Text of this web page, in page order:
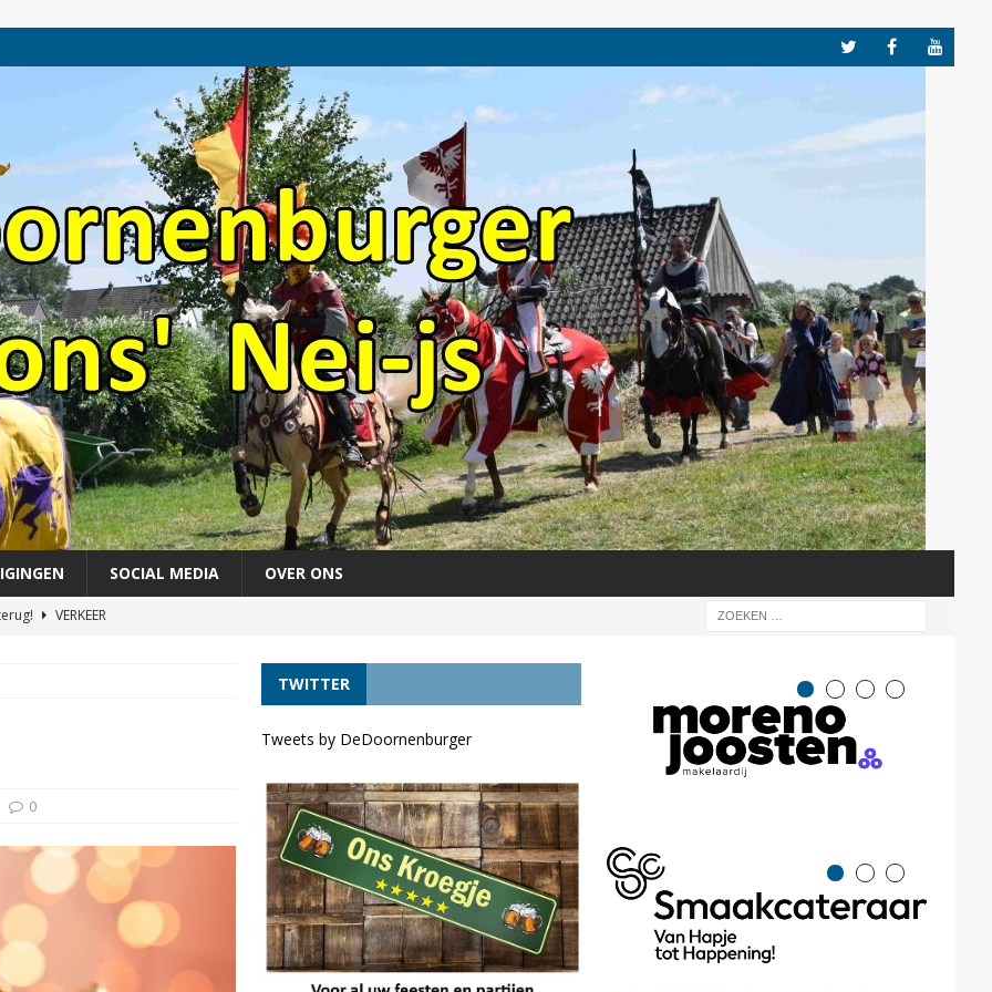
SOCIAL MEDIA OVER ONS
VERKEER
uit de vaart door lage waterstand *UPDATE*
als lijsttrekker VVD Provinciale verkiezingen
0
TWITTER
Tweets by DeDoornenburger